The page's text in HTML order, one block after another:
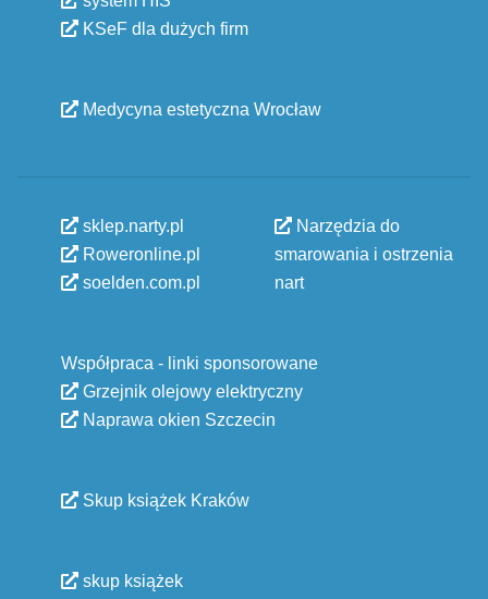
KSeF dla dużych firm
Medycyna estetyczna Wrocław
sklep.narty.pl
Roweronline.pl
soelden.com.pl
Narzędzia do
smarowania i ostrzenia
nart
Współpraca - linki sponsorowane
Grzejnik olejowy elektryczny
Naprawa okien Szczecin
Skup książek Kraków
skup książek